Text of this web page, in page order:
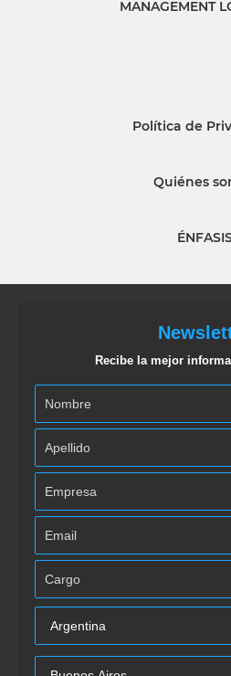
MANAGEMENT
Política de
Quiénes
Recibe la mejor